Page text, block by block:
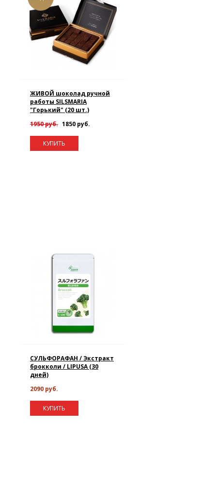
ЖИВОЙ шоколад ручной
работы SILSMARIA
"Горький" (20 шт.)
1950 руб. 1850 руб.
КУПИТЬ
СУЛЬФОРАФАН / Экстракт
брокколи / LIPUSA (30
дней)
2090 руб.
КУПИТЬ